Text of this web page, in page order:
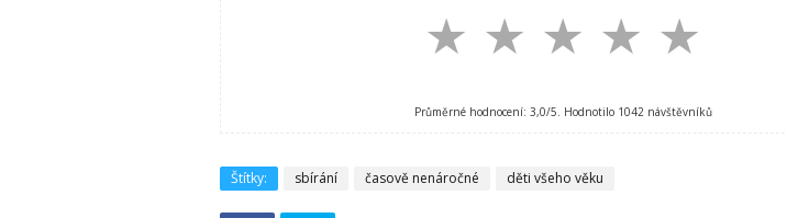
★
★
★
★
★
Průměrné hodnocení: 3,0/5. Hodnotilo 1042 návštěvníků
Štítky: sbírání časově nenáročné děti všeho věku